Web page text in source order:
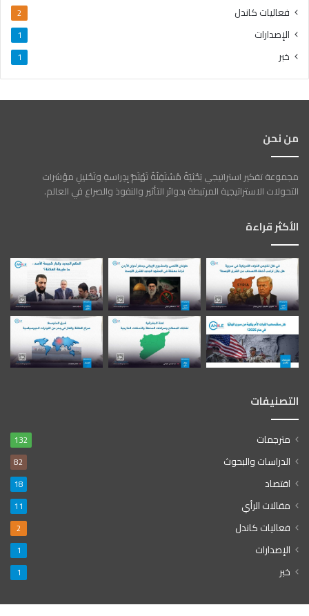
فعاليات كاندل 2
الإصدارات 1
خبر 1
من نحن
مجموعة تفكير استراتيجي بَحْثيّةٌ مُسْتَقِلّةٌ تَهْتَمُّ بِدِراسةِ وتَحْليلِ مؤشرات
التحولات الاستراتيجية المرتبطة بدوائر التأثير والنفوذ والصراع في العالم.
الأكثر قراءة
التصنيفات
مترجمات 132
الدراسات والبحوث 82
اقتصاد 18
مقالات الرأي 11
فعاليات كاندل 2
الإصدارات 1
خبر 1